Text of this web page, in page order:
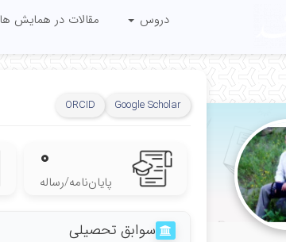
دروس مقالات در همایش ها
Google Scholar
ORCID
۰
پایان‌نامه‌/رساله
سوابق تحصیلی